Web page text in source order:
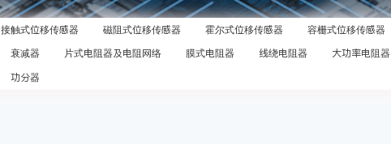
接触式位移传感器 磁阻式位移传感器 霍尔式位移传感器 容栅式位移传感器
衰减器 片式电阻器及电阻网络 膜式电阻器 线绕电阻器 大功率电阻器
功分器